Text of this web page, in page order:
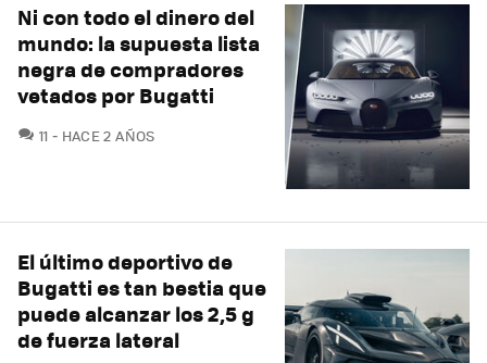
Ni con todo el dinero del
mundo: la supuesta lista
negra de compradores
vetados por Bugatti
11 COMENTARIOS
HACE 2 AÑOS
El último deportivo de
Bugatti es tan bestia que
puede alcanzar los 2,5 g
de fuerza lateral